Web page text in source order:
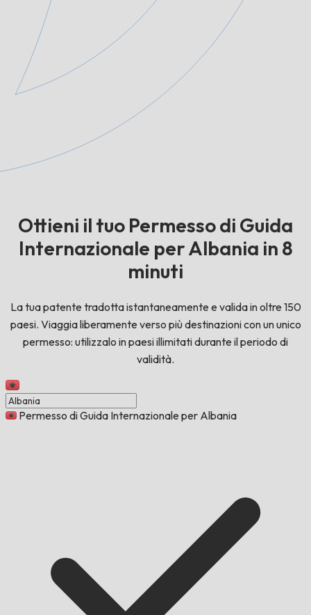
Ottieni il tuo Permesso di Guida
Internazionale per Albania in 8
minuti
La tua patente tradotta istantaneamente e valida in oltre 150
paesi. Viaggia liberamente verso più destinazioni con un unico
permesso: utilizzalo in paesi illimitati durante il periodo di
validità.
Permesso di Guida Internazionale per Albania